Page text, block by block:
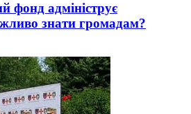
фонд адмініструє
знати громадам?